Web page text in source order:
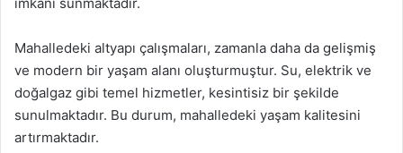
Mahalledeki altyapı çalışmaları, zamanla daha da gelişmiş
ve modern bir yaşam alanı oluşturmuştur. Su, elektrik ve
doğalgaz gibi temel hizmetler, kesintisiz bir şekilde
sunulmaktadır. Bu durum, mahalledeki yaşam kalitesini
artırmaktadır.